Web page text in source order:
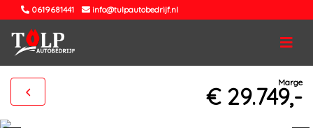
0619681441 info@tulpautobedrijf.nl
Marge
€ 29.749,-